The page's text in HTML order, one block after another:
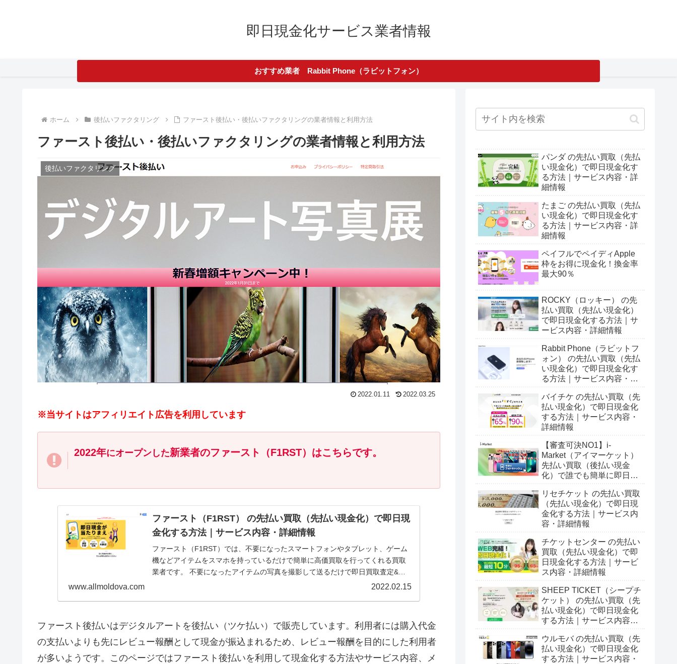
即日現金化サービス業者情報
おすすめ業者 Rabbit Phone（ラビットフォン）
ホーム 後払いファクタリング ファースト後払い・後払いファクタリングの業者情報と利用方法
ファースト後払い・後払いファクタリングの業者情報と利用方法
後払いファクタリング
2022.01.11 2022.03.25
※当サイトはアフィリエイト広告を利用しています
2022年にオープンした新業者のファースト（F1RST）はこちらです。
ファースト（F1RST） の先払い買取（先払い現金化）で即日現
金化する方法｜サービス内容・詳細情報
ファースト（F1RST）では、不要になったスマートフォンやタブレット、ゲーム
機などアイテムをスマホを持っているだけで簡単に高価買取を行ってくれる買取
業者です。 不要になったアイテムの写真を撮影して送るだけで即日買取査定&振
www.allmoldova.com 2022.02.15
ファースト後払いはデジタルアートを後払い（ツケ払い）で販売しています。利用者には購入代金
の支払いよりも先にレビュー報酬として現金が振込まれるため、レビュー報酬を目的にした利用者
が多いようです。このページではファースト後払いを利用して現金化する方法やサービス内容、メ
パンダ の先払い買取（先払
い現金化）で即日現金化す
る方法｜サービス内容・詳
細情報
たまご の先払い買取（先払
い現金化）で即日現金化す
る方法｜サービス内容・詳
細情報
ペイフルでペイディApple
枠をお得に現金化！換金率
最大90％
ROCKY（ロッキー） の先
払い買取（先払い現金化）
で即日現金化する方法｜サ
ービス内容・詳細情報
Rabbit Phone（ラビットフ
ォン） の先払い買取（先払
い現金化）で即日現金化す
る方法｜サービス内容・詳
バイチケ の先払い買取（先
払い現金化）で即日現金化
する方法｜サービス内容・
詳細情報
【審査可決NO1】i-
Market（アイマーケット）
先払い買取（後払い現金
化）で誰でも簡単に即日現
とサービス詳細情報
リセチケット の先払い買取
（先払い現金化）で即日現
金化する方法｜サービス内
容・詳細情報
チケットセンター の先払い
買取（先払い現金化）で即
日現金化する方法｜サービ
ス内容・詳細情報
SHEEP TICKET（シープチ
ケット） の先払い買取（先
払い現金化）で即日現金化
する方法｜サービス内容・
ウルモバ の先払い買取（先
払い現金化）で即日現金化
する方法｜サービス内容・